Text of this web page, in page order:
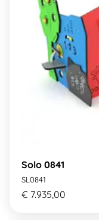
Solo 0841
SL0841
€ 7.935,00